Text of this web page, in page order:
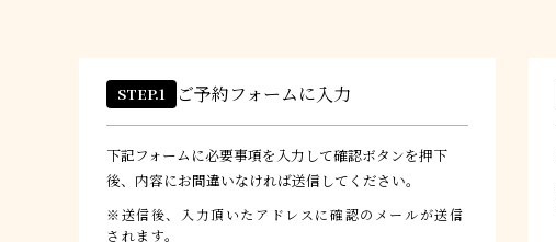
STEP.1 ご予約フォームに入力
下記フォームに必要事項を入力して確認ボタンを押下
後、内容にお間違いなければ送信してください。
送信後、入力頂いたアドレスに確認のメールが送信
されます。